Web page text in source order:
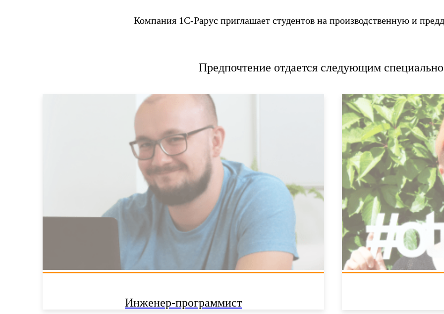
Компания 1С-Рарус приглашает студентов на производственную и
Предпочтение отдается следующим
Инженер-программист